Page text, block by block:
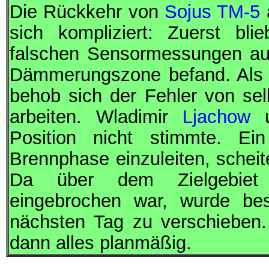
Die Rückkehr von Sojus TM-5
sich kompliziert: Zuerst
falschen Sensormessungen
Dämmerungszone befand.
behob sich der Fehler von
arbeiten. Wladimir Ljachow
Position nicht stimmte.
Brennphase einzuleiten,
Da über dem Zielgebiet
eingebrochen war, wurde
nächsten Tag zu
dann alles planmäßig.